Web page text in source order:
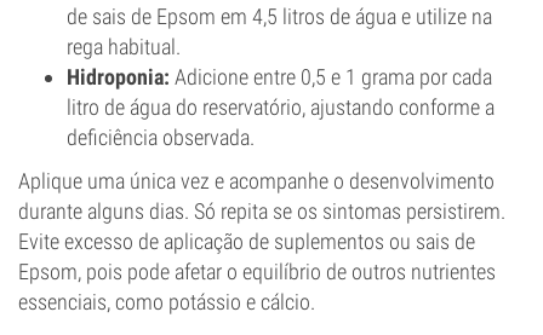
de sais de Epsom em 4,5 litros de água e utilize na
rega habitual.
Hidroponia: Adicione entre 0,5 e 1 grama por cada
litro de água do reservatório, ajustando conforme a
deficiência observada.
Aplique uma única vez e acompanhe o desenvolvimento
durante alguns dias. Só repita se os sintomas persistirem.
Evite excesso de aplicação de suplementos ou sais de
Epsom, pois pode afetar o equilíbrio de outros nutrientes
essenciais, como potássio e cálcio.